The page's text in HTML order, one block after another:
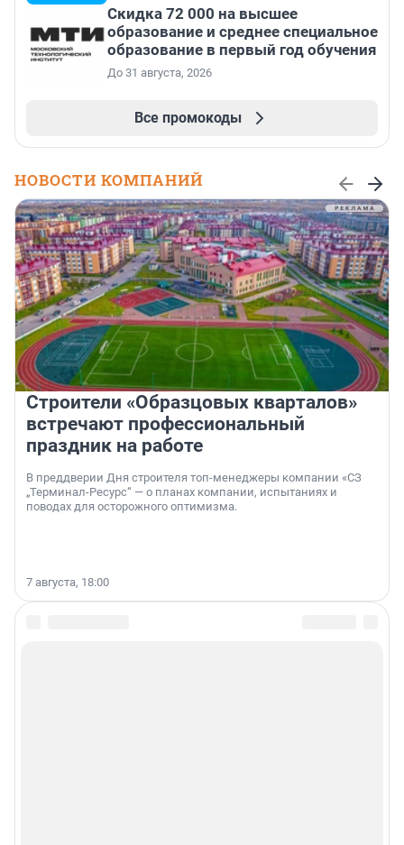
Скидка 72 000 на высшее
образование и среднее специальное
образование в первый год обучения
До 31 августа, 2026
Все промокоды
НОВОСТИ КОМПАНИЙ
Строители «Образцовых кварталов»
встречают профессиональный
праздник на работе
В преддверии Дня строителя топ-менеджеры компании «СЗ
„Терминал-Ресурс“ — о планах компании, испытаниях и
поводах для осторожного оптимизма.
7 августа, 18:00